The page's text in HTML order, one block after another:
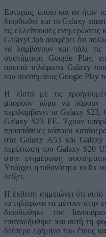
Ευτυχώς, όποιο και αν ήταν
διορθωθεί και το Galaxy
τις ελλείπουσες
GalaxyClub αναφέρει ότι
να λαμβάνουν και πάλι τις
συστήματος Google Play,
αρκετά τηλέφωνα Galaxy
του συστήματος Google Play
Η λίστα με τις
μπορούν τώρα να πάρουν
περιλαμβάνει τα Galaxy
Galaxy S23 FE. Έχουν
προσπάθειες κάποιοι
στα Galaxy A53 και
περίπτωση του Galaxy S20
στην ενημέρωση
Υπάρχει η πιθανότητα το fix
δείξει.
Η έκθεση σημειώνει ότι
τα τηλέφωνα να μένουν στην
διορθώθηκε τον
επαναλήφθηκε και αυτή τη
δεύτερο εξάμηνο του έτους